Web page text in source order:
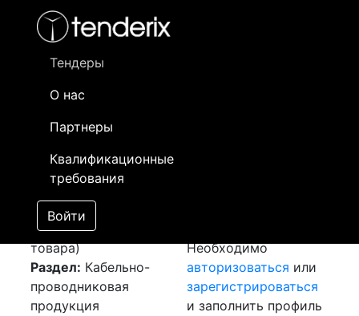
Тендеры
О нас
Партнеры
Квалификационные
требования
Войти
- активный лот
- сохраненный лот (не опубликован)
Закуп: Силовой
кабель [Завершен]
Победитель выбран
Лот №:5511
АУКЦИОН (покупка
товара)
Раздел: Кабельно-
проводниковая
продукция
Необходимо
авторизоваться или
зарегистрироваться
и заполнить профиль